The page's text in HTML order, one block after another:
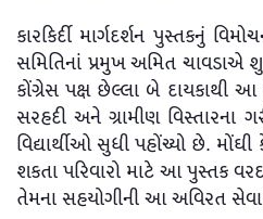
કારકિર્દી માર્ગદર્શન પુસ્તકનું
સમિતિનાં પ્રમુખ અમિત ચાવડાએ
કોંગ્રેસ પક્ષ છેલ્લા બે દાયકાથી
સરહદી અને ગ્રામીણ વિસ્તારના
વિદ્યાર્થીઓ સુધી પહોંચ્યો છે.
શકતા પરિવારો માટે આ પુસ્તક
તેમના સહયોગીની આ અવિરત